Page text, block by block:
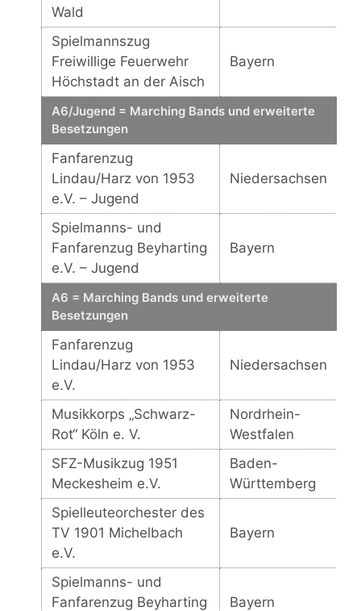
Wald
Spielmannszug
Freiwillige Feuerwehr
Höchstadt an der Aisch
Bayern
A6/Jugend = Marching Bands und erweiterte
Besetzungen
Fanfarenzug
Lindau/Harz von 1953
e.V. – Jugend
Niedersachsen
Spielmanns- und
Fanfarenzug Beyharting
e.V. – Jugend
Bayern
A6 = Marching Bands und erweiterte
Besetzungen
Fanfarenzug
Lindau/Harz von 1953
e.V.
Niedersachsen
Musikkorps „Schwarz-
Rot“ Köln e. V.
Nordrhein-
Westfalen
SFZ-Musikzug 1951
Meckesheim e.V.
Baden-
Württemberg
Spielleuteorchester des
TV 1901 Michelbach
e.V.
Bayern
Spielmanns- und
Fanfarenzug Beyharting
Bayern